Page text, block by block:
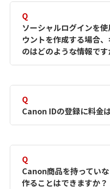
す。詳しい作成方法
何ですか？Canon ID
ださい。
Q
ソーシャルログインを
ウントを作成する場合
のはどのような情報です
択したサービスか
簡単に作成できるよ
Canon IDの登録フォ
Q
Canon IDの登録に料金
Q
Canon商品を持ってい
作ることはできますか？